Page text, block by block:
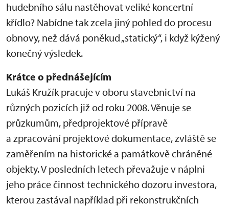
hudebního sálu nastěhovat veliké koncertní
křídlo? Nabídne tak zcela jiný pohled do procesu
obnovy, než dává poněkud „statický“, i když kýžený
konečný výsledek.
Krátce o přednášejícím
Lukáš Kružík pracuje v oboru stavebnictví na
různých pozicích již od roku 2008. Věnuje se
průzkumům, předprojektové přípravě
a zpracování projektové dokumentace, zvláště se
zaměřením na historické a památkově chráněné
objekty. V posledních letech převažuje v náplni
jeho práce činnost technického dozoru investora,
kterou zastával například při rekonstrukčních